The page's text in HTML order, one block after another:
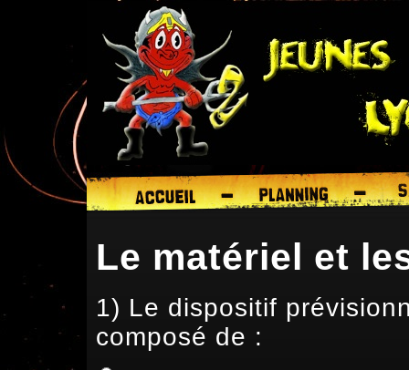
Le matériel et
1) Le dispositif
composé de :